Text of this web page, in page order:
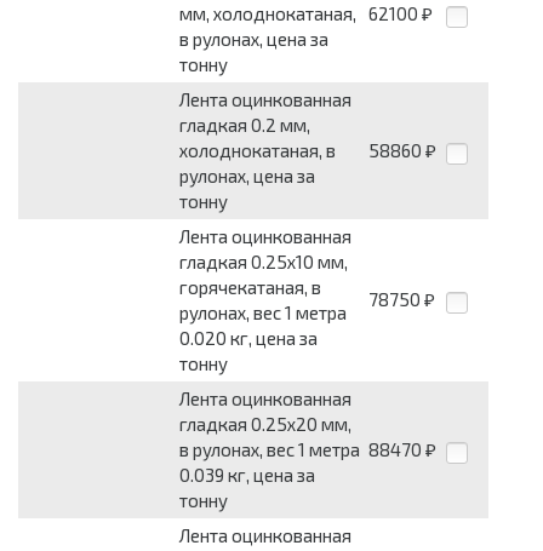
мм, холоднокатаная,
в рулонах, цена за
тонну
62100 ₽
Лента оцинкованная
гладкая 0.2 мм,
холоднокатаная, в
рулонах, цена за
тонну
58860 ₽
Лента оцинкованная
гладкая 0.25x10 мм,
горячекатаная, в
рулонах, вес 1 метра
0.020 кг, цена за
тонну
78750 ₽
Лента оцинкованная
гладкая 0.25x20 мм,
в рулонах, вес 1 метра
0.039 кг, цена за
тонну
88470 ₽
Лента оцинкованная